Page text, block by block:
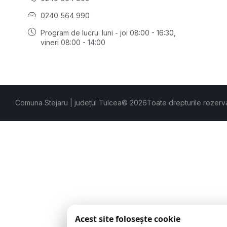
0240 564 990
Program de lucru: luni - joi 08:00 - 16:30,
vineri 08:00 - 14:00
Comuna Stejaru | județul Tulcea© 2026Toate drepturile
Acest site folosește cookie